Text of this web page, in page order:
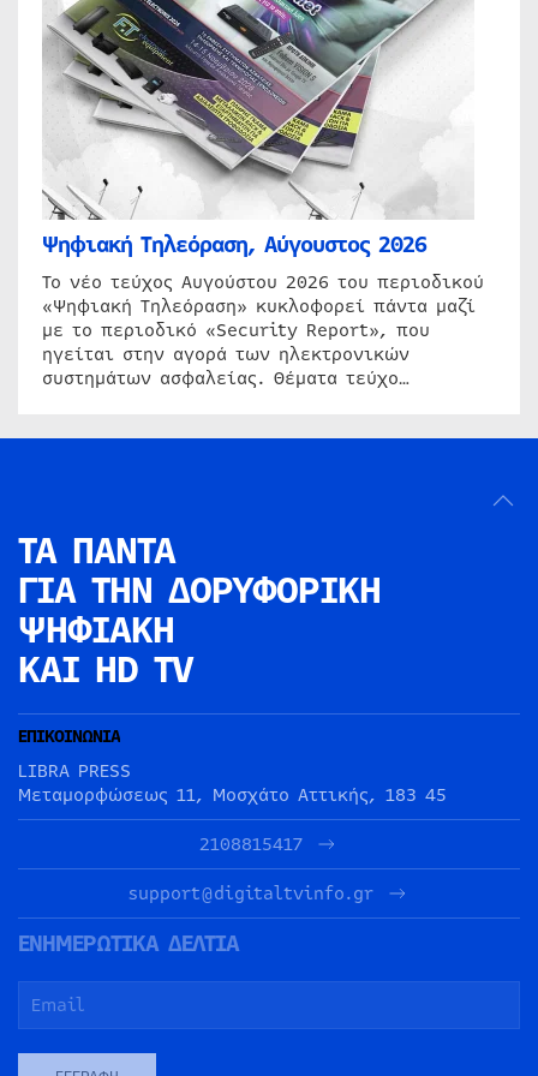
Ψηφιακή Τηλεόραση, Αύγουστος 2026
Το νέο τεύχος Αυγούστου 2026 του περιοδικού
«Ψηφιακή Τηλεόραση» κυκλοφορεί πάντα μαζί
με το περιοδικό «Security Report», που
ηγείται στην αγορά των ηλεκτρονικών
συστημάτων ασφαλείας. Θέματα τεύχο…
ΤΑ ΠΑΝΤΑ
ΓΙΑ ΤΗΝ ΔΟΡΥΦΟΡΙΚΗ
ΨΗΦΙΑΚΗ
ΚΑΙ HD TV
ΕΠΙΚΟΙΝΩΝΙΑ
LIBRA PRESS
Μεταμορφώσεως 11, Μοσχάτο Αττικής, 183 45
2108815417
support@digitaltvinfo.gr
ΕΝΗΜΕΡΩΤΙΚΑ ΔΕΛΤΙΑ